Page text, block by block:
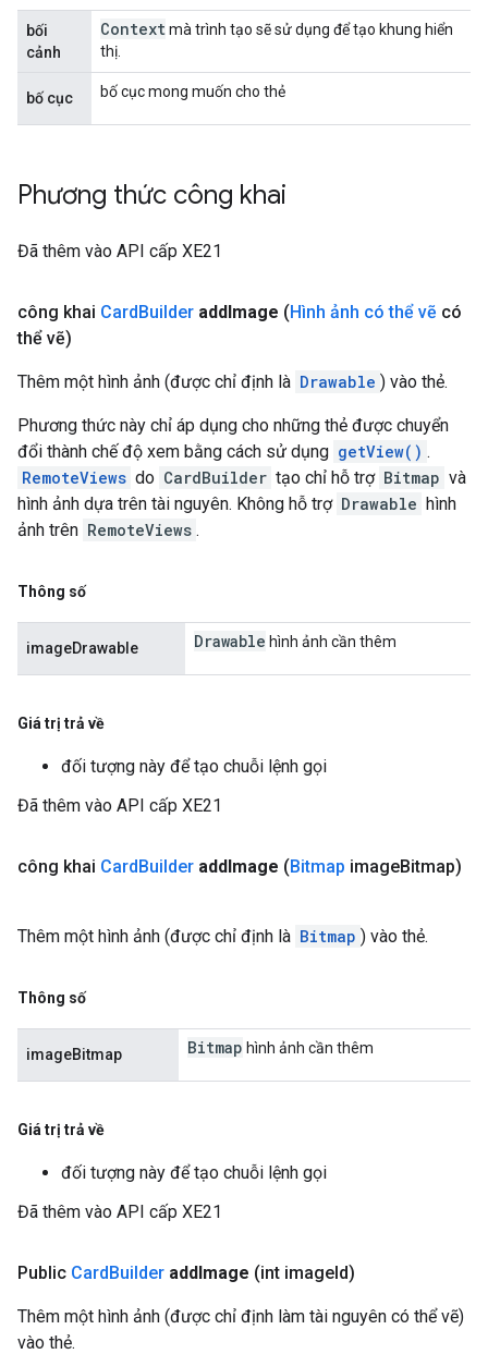
bối
cảnh
Contextmà trình tạo sẽ sử dụng để tạo khung hiển
thị.
bố cục bố cục mong muốn cho thẻ
Phương thức công khai
Đã thêm vào API cấp XE21
công khai CardBuilder addImage (Hình ảnh có thể vẽ có
thể vẽ)
Thêm một hình ảnh (được chỉ định là Drawable ) vào thẻ.
Phương thức này chỉ áp dụng cho những thẻ được chuyển
đổi thành chế độ xem bằng cách sử dụng getView() .
RemoteViews do CardBuilder tạo chỉ hỗ trợ Bitmap và
hình ảnh dựa trên tài nguyên. Không hỗ trợ Drawable hình
ảnh trên RemoteViews .
Thông số
imageDrawable Drawable hình ảnh cần thêm
Giá trị trả về
đối tượng này để tạo chuỗi lệnh gọi
Đã thêm vào API cấp XE21
công khai CardBuilder addImage (Bitmap imageBitmap)
Thêm một hình ảnh (được chỉ định là Bitmap ) vào thẻ.
Thông số
imageBitmap Bitmap hình ảnh cần thêm
Giá trị trả về
đối tượng này để tạo chuỗi lệnh gọi
Đã thêm vào API cấp XE21
Public CardBuilder addImage (int imageId)
Thêm một hình ảnh (được chỉ định làm tài nguyên có thể vẽ)
vào thẻ.